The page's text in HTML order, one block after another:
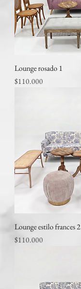
Lounge rosado 1
Precio
$110.000
Lounge estilo frances 2
Precio
$110.000